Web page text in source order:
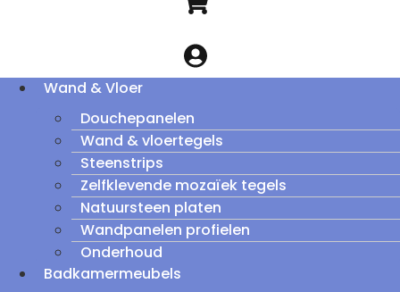
Wand & Vloer
Douchepanelen
Wand & vloertegels
Steenstrips
Zelfklevende mozaïek tegels
Natuursteen platen
Wandpanelen profielen
Onderhoud
Badkamermeubels